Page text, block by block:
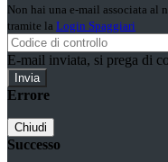
Non hai una e-mail associata al
tramite la Login Spaggiari
E-mail inviata, si prega di
Errore
Chiudi
Successo